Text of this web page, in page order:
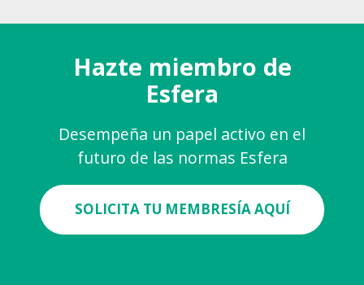
Hazte miembro de
Esfera
Desempeña un papel activo en el
futuro de las normas Esfera
SOLICITA TU MEMBRESÍA AQUÍ